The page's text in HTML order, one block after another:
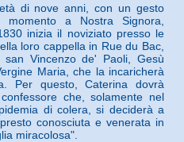
di nove anni, con un gesto
a Nostra Signora,
inizia il noviziato presso le
loro cappella in Rue du Bac,
Vincenzo de' Paoli, Gesù
Maria, che la incaricherà
Per questo, Caterina dovrà
che, solamente nel
di colera, si deciderà a
conosciuta e venerata in
miracolosa".